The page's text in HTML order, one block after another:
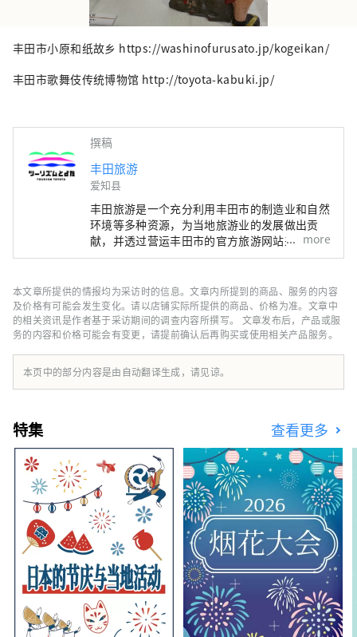
丰田市小原和纸故乡 https://washinofurusato.jp/kogeikan/
丰田市歌舞伎传统博物馆 http://toyota-kabuki.jp/
撰稿
丰田旅游
爱知县
丰田旅游是一个充分利用丰田市的制造业和自然
环境等多种资源，为当地旅游业的发展做出贡
献，并透过营运丰田市的官方旅游网站来传播旅
游资讯，促进市内旅游相关行业发展的组织。
最大规模、吸引了众多游客的丰田Oiden夏祭花
火大会，以及展示日本当代著名艺术作品的丰田
市美术馆等。丰田市被称为「汽车之城」，但其
实也是一个充满魅力的城市，拥有多样化的旅游
资源和迷人的观光景点，欢迎旅客一年四季多次
造访。 为了让丰田市在未来继续成为旅游目的
more
本文章所提供的情报均为采访时的信息。文章内所提到的商品、服务的内容
及价格有可能会发生变化。请以店铺实际所提供的商品、价格为准。文章中
的相关资讯是作者基于采访期间的调查内容所撰写。 文章发布后，产品或服
务的内容和价格可能会有变更，请提前确认后再购买或使用相关产品服务。
本页中的部分内容是由自动翻译生成，请见谅。
特集 查看更多